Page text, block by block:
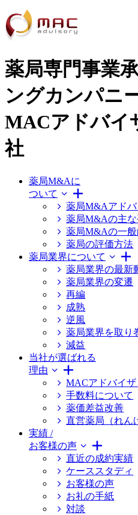
薬局専門事業
ングカンパニ
MACアドバイ
社
薬局M&Aに
ついて
薬局M&Aアド
薬局M&Aの主
薬局M&Aの一
薬局の評価方法
薬局業界について
薬局業界の最新
薬局業界の変遷
再編
成熟
逆風
薬局業界を取り
減益
当社が選ばれる
理由
MACアドバイ
手数料について
薬価差益改善
直営薬局（れん
実績 /
お客様の声
直近の成約実績
ケーススタディ
お客様の声
お礼の手紙
対談